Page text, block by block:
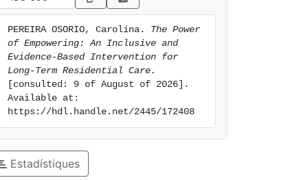
PEREIRA OSORIO, Carolina. The Power
of Empowering: An Inclusive and
Evidence-Based Intervention for
Long-Term Residential Care.
[consulted: 9 of August of 2026].
Available at:
https://hdl.handle.net/2445/172408
Estadístiques